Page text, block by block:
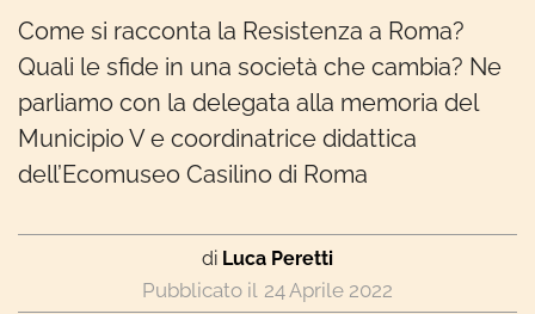
Come si racconta la Resistenza a Roma?
Quali le sfide in una società che cambia? Ne
parliamo con la delegata alla memoria del
Municipio V e coordinatrice didattica
dell’Ecomuseo Casilino di Roma
di Luca Peretti
24 Aprile 2022